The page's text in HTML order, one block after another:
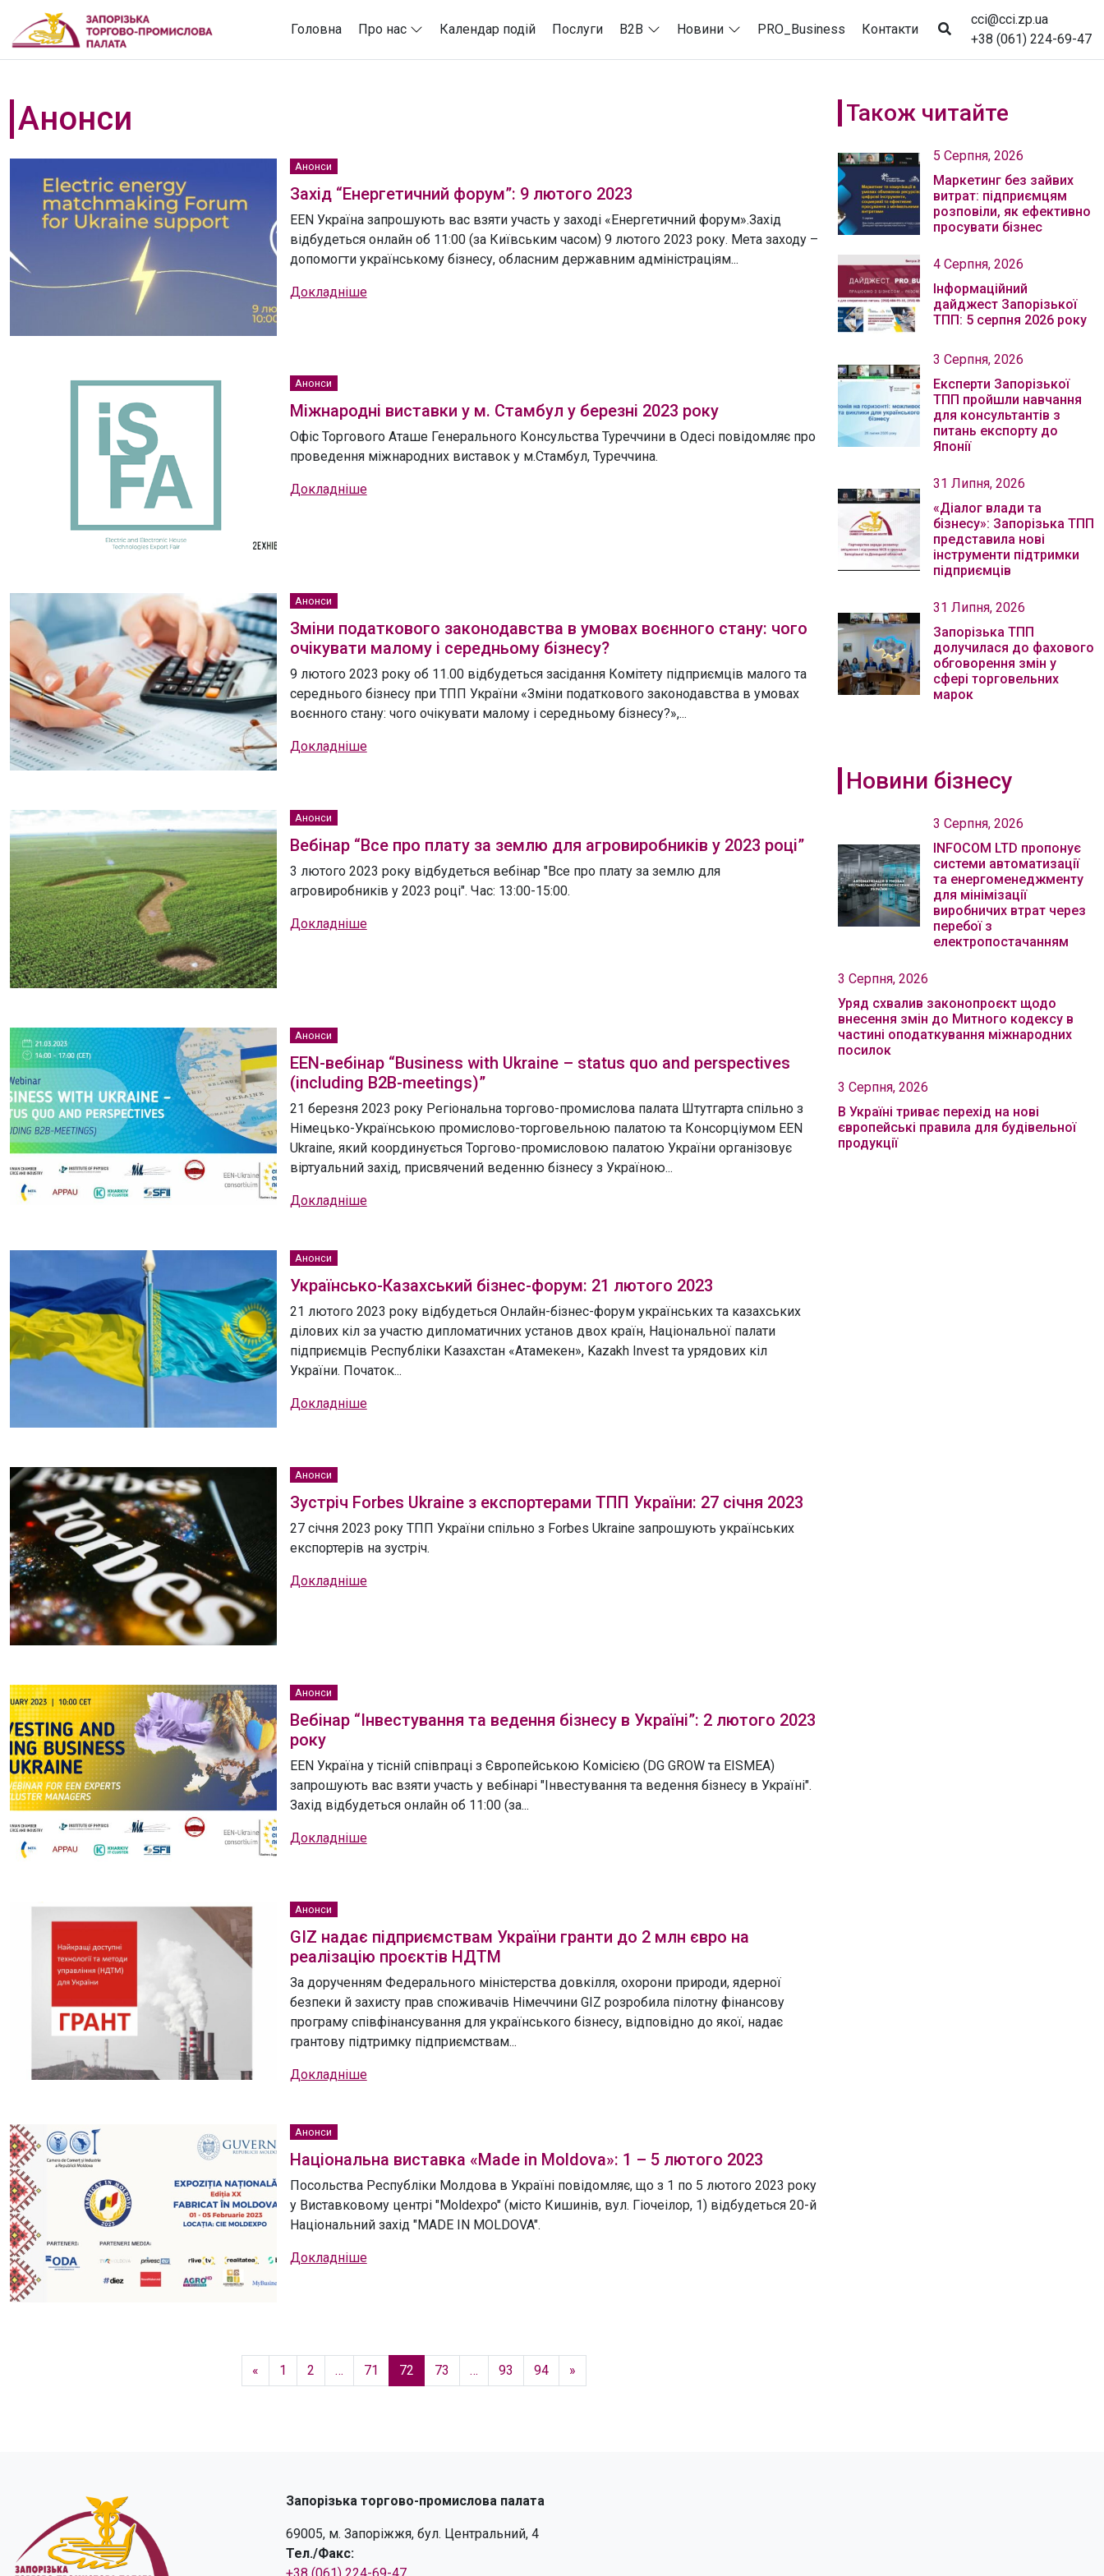
Головна Про нас Календар подій Послуги B2B Новини PRO_Business Контакти
cci@cci.zp.ua
+38 (061) 224-69-47
Анонси
Анонси
Захід “Енергетичний форум”: 9 лютого 2023
EEN Україна запрошують вас взяти участь у заході «Енергетичний форум».Захід
відбудеться онлайн об 11:00 (за Київським часом) 9 лютого 2023 року. Мета заходу –
допомогти українському бізнесу, обласним державним адміністраціям...
Докладніше
Анонси
Міжнародні виставки у м. Стамбул у березні 2023 року
Офіс Торгового Аташе Генерального Консульства Туреччини в Одесі повідомляє про
проведення міжнародних виставок у м.Стамбул, Туреччина.
Докладніше
Анонси
Зміни податкового законодавства в умовах воєнного стану: чого
очікувати малому і середньому бізнесу?
9 лютого 2023 року об 11.00 відбудеться засідання Комітету підприємців малого та
середнього бізнесу при ТПП України «Зміни податкового законодавства в умовах
воєнного стану: чого очікувати малому і середньому бізнесу?»,...
Докладніше
Анонси
Вебінар “Все про плату за землю для агровиробників у 2023 році”
3 лютого 2023 року відбудеться вебінар "Все про плату за землю для
агровиробників у 2023 році". Час: 13:00-15:00.
Докладніше
Анонси
EEN-вебінар “Business with Ukraine – status quo and perspectives
(including B2B-meetings)”
21 березня 2023 року Регіональна торгово-промислова палата Штутгарта спільно з
Німецько-Українською промислово-торговельною палатою та Консорціумом EEN
Ukraine, який координується Торгово-промисловою палатою України організовує
віртуальний захід, присвячений веденню бізнесу з Україною...
Докладніше
Анонси
Українсько-Казахський бізнес-форум: 21 лютого 2023
21 лютого 2023 року відбудеться Онлайн-бізнес-форум українських та казахських
ділових кіл за участю дипломатичних установ двох країн, Національної палати
підприємців Республіки Казахстан «Атамекен», Kazakh Invest та урядових кіл
України. Початок...
Докладніше
Анонси
Зустріч Forbes Ukraine з експортерами ТПП України: 27 січня 2023
27 січня 2023 року ТПП України спільно з Forbes Ukraine запрошують українських
експортерів на зустріч.
Докладніше
Анонси
Вебінар “Інвестування та ведення бізнесу в Україні”: 2 лютого 2023
року
EEN Україна у тісній співпраці з Європейською Комісією (DG GROW та EISMEA)
запрошують вас взяти участь у вебінарі "Інвестування та ведення бізнесу в Україні".
Захід відбудеться онлайн об 11:00 (за...
Докладніше
Анонси
GIZ надає підприємствам України гранти до 2 млн євро на
реалізацію проєктів НДТМ
За дорученням Федерального міністерства довкілля, охорони природи, ядерної
безпеки й захисту прав споживачів Німеччини GIZ розробила пілотну фінансову
програму співфінансування для українського бізнесу, відповідно до якої, надає
грантову підтримку підприємствам...
Докладніше
Анонси
Національна виставка «Made in Moldova»: 1 – 5 лютого 2023
Посольства Республіки Молдова в Україні повідомляє, що з 1 по 5 лютого 2023 року
у Виставковому центрі "Moldexpo" (місто Кишинів, вул. Гіочеілор, 1) відбудеться 20-й
Національний захід "MADE IN MOLDOVA".
Докладніше
« 1 2 … 71 72 73 … 93 94 »
Також читайте
5 Серпня, 2026
Маркетинг без зайвих
витрат: підприємцям
розповіли, як ефективно
просувати бізнес
4 Серпня, 2026
Інформаційний
дайджест Запорізької
ТПП: 5 серпня 2026 року
3 Серпня, 2026
Експерти Запорізької
ТПП пройшли навчання
для консультантів з
питань експорту до
Японії
31 Липня, 2026
«Діалог влади та
бізнесу»: Запорізька ТПП
представила нові
інструменти підтримки
підприємців
31 Липня, 2026
Запорізька ТПП
долучилася до фахового
обговорення змін у
сфері торговельних
марок
Новини бізнесу
3 Серпня, 2026
INFOCOM LTD пропонує
системи автоматизації
та енергоменеджменту
для мінімізації
виробничих втрат через
перебої з
електропостачанням
3 Серпня, 2026
Уряд схвалив законопроєкт щодо
внесення змін до Митного кодексу в
частині оподаткування міжнародних
посилок
3 Серпня, 2026
В Україні триває перехід на нові
європейські правила для будівельної
продукції
Запорізька торгово-промислова палата
69005, м. Запоріжжя, бул. Центральний, 4
Тел./Факс: